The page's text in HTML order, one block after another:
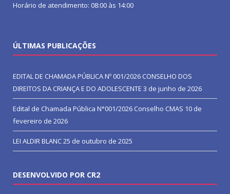
Horário de atendimento: 08:00 às 14:00
ÚLTIMAS PUBLICAÇÕES
EDITAL DE CHAMADA PÚBLICA Nº 001/2026 CONSELHO DOS
DIREITOS DA CRIANÇA E DO ADOLESCENTE 3 de junho de 2026
Edital de Chamada Pública N°001/2026 Conselho CMAS 10 de
fevereiro de 2026
LEI ALDIR BLANC25 de outubro de 2025
DESENVOLVIDO POR CR2